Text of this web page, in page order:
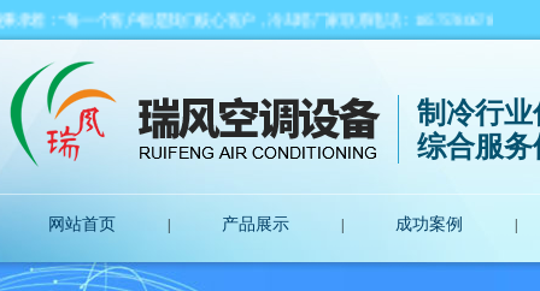
“每一个客户都是我们核心客户，冷却塔厂家联系电话：18575780678
制冷行业
综合服务
网站首页 产品展示 成功案例